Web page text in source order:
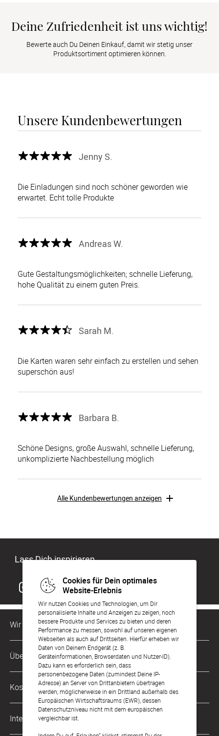
Cookies für Dein optimales
Website-Erlebnis
Wir nutzen Cookies und Technologien, um Dir
personalisierte Inhalte und Anzeigen zu zeigen, noch
bessere Produkte und Services zu bieten und deren
Performance zu messen, sowohl auf unseren eigenen
Webseiten als auch auf Drittseiten. Hierfür erheben wir
Daten von Deinem Endgerät (z. B.
Geräteinformationen, Browserdaten und Nutzer-ID).
Dazu kann es erforderlich sein, dass
personenbezogene Daten (zumindest Deine IP-
Adresse) an Server von Drittanbietern übertragen
werden, möglicherweise in ein Drittland außerhalb des
Europäischen Wirtschaftsraums (EWR), dessen
Datenschutzniveau nicht mit dem europäischen
vergleichbar ist.
Deine Zufriedenheit ist uns wichtig!
Bewerte auch Du Deinen Einkauf, damit wir stetig unser
Produktsortiment optimieren können.
Unsere Kundenbewertungen
Jenny S.
Die Einladungen sind noch schöner geworden wie
erwartet. Echt tolle Produkte
Andreas W.
Gute Gestaltungsmöglichkeiten; schnelle Lieferung,
hohe Qualität zu einem guten Preis.
Sarah M.
Die Karten waren sehr einfach zu erstellen und sehen
superschön aus!
Barbara B.
Schöne Designs, große Auswahl, schnelle Lieferung,
unkomplizierte Nachbestellung möglich
Alle Kundenbewertungen anzeigen
Lass Dich inspirieren
Wir sind für Dich da
Kundenservice-Hotline
0049 221 956 725 10
Mo. - Fr. von 9 bis 17 Uhr
kontakt@sendmoments.ch
Über Uns
Philosophie
Karriere
Impressum
AGB & Widerrufsrecht
Kostenlose Services
Musterkarten
International